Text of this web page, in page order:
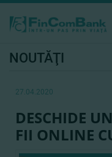
NOUTĂŢI
27.04.2020
DESCHIDE
FII ONLINE